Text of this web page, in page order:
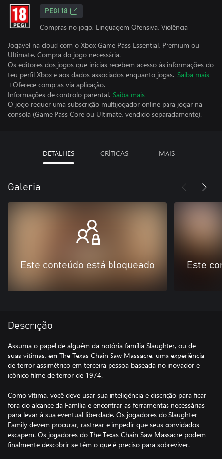
PEGI 18
Compras no jogo, Linguagem Ofensiva, Violência
Jogável na cloud com o Xbox Game Pass Essential, Premium ou
Ultimate. Compra do jogo necessária.
Os editores dos jogos que inicias recebem acesso às informações do
teu perfil Xbox e aos dados associados enquanto jogas. Saiba mais
+Oferece compras via aplicação.
Informações de controlo parental. Saiba mais
O jogo requer uma subscrição multijogador online para jogar na
consola (Game Pass Core ou Ultimate, vendido separadamente).
DETALHES CRÍTICAS MAIS
Galeria
Este conteúdo está bloqueado Este
Descrição
Assuma o papel de alguém da notória família Slaughter, ou de
suas vítimas, em The Texas Chain Saw Massacre, uma experiência
de terror assimétrico em terceira pessoa baseada no inovador e
icônico filme de terror de 1974.
Como vítima, você deve usar sua inteligência e discrição para ficar
fora do alcance da Família e encontrar as ferramentas necessárias
para levar à sua eventual liberdade. Os jogadores do Slaughter
Family devem procurar, rastrear e impedir que seus convidados
escapem. Os jogadores do The Texas Chain Saw Massacre podem
finalmente descobrir se têm o que é preciso para sobreviver.